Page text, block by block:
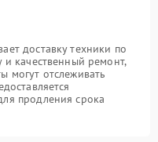
доставку техники по
и качественный ремонт,
могут отслеживать
продления срока